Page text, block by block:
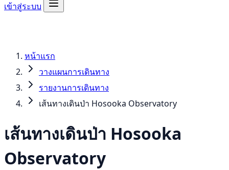
เข้าสู่ระบบ
หน้าแรก
วางแผนการเดินทาง
รายงานการเดินทาง
เส้นทางเดินป่า Hosooka Observatory
เส้นทางเดินป่า Hosooka
Observatory